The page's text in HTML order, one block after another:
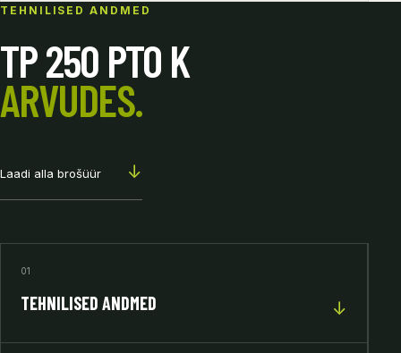
TEHNILISED ANDMED
TP 250 PTO K
ARVUDES.
Laadi alla brošüür ↓
01
TEHNILISED ANDMED ↓